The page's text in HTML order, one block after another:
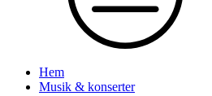
Hem
Musik & konserter